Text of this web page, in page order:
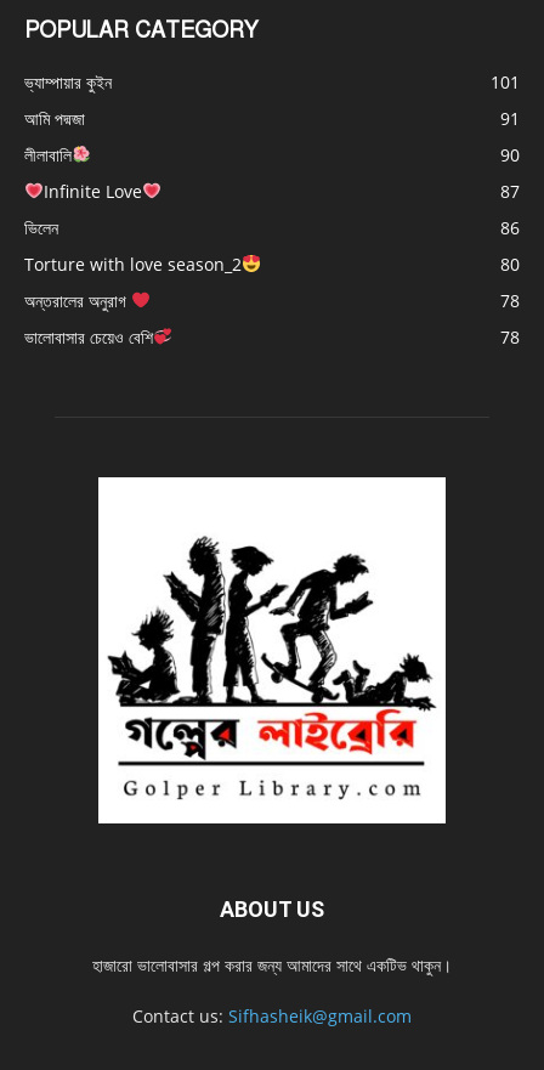
POPULAR CATEGORY
ভ্যাম্পায়ার কুইন
101
আমি পদ্মজা
91
লীলাবালি
90
Infinite Love
87
ভিলেন
86
Torture with love season_2
80
অন্তরালের অনুরাগ
78
ভালোবাসার চেয়েও বেশি
78
ABOUT US
হাজারো ভালোবাসার গল্প করার জন্য আমাদের সাথে একটিভ থাকুন।
Contact us: Sifhasheik@gmail.com